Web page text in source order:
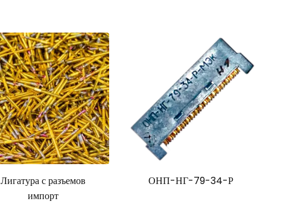
Лигатура с разъемов
импорт
ОНП-НГ-79-34-Р